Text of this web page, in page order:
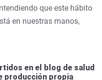
que este hábito
en nuestras manos,
en el blog de salud
producción propia